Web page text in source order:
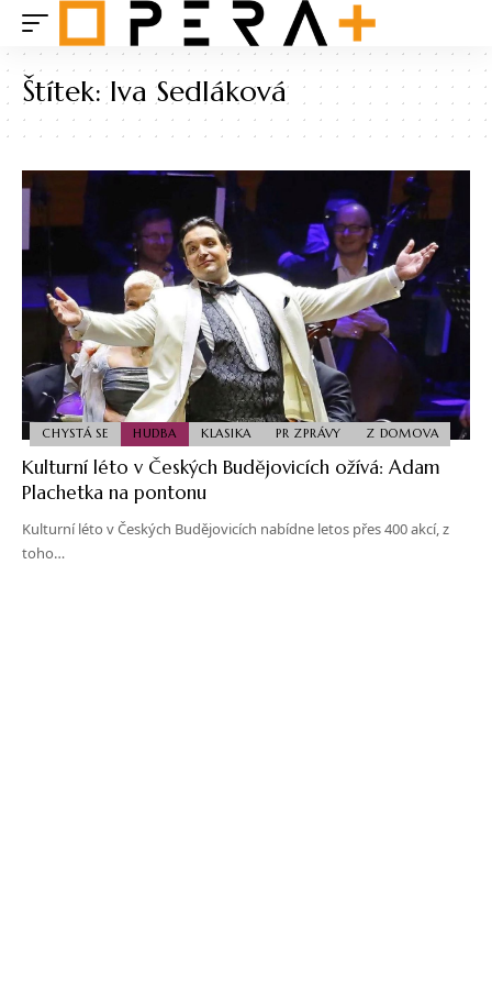
Štítek:Iva Sedláková
CHYSTÁ SE HUDBA KLASIKA PR ZPRÁVY Z DOMOVA
Kulturní léto v Českých Budějovicích ožívá: Adam
Plachetka na pontonu
Kulturní léto v Českých Budějovicích nabídne letos přes 400 akcí, z
toho…